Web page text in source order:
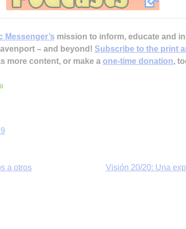
Messenger’s mission to inform, educate and
– and beyond! Subscribe to the print
more content, or make a one-time donation,
a otros
Visión 20/20: Una